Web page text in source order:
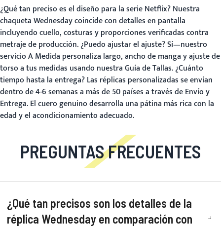
¿Qué tan preciso es el diseño para la serie Netflix?Nuestra
chaqueta Wednesday coincide con detalles en pantalla
incluyendo cuello, costuras y proporciones verificadas contra
metraje de producción.¿Puedo ajustar el ajuste?Sí—nuestro
servicioA Medida personaliza largo, ancho de manga y ajuste de
torso a tus medidas usando nuestraGuía de Tallas.¿Cuánto
tiempo hasta la entrega?Las réplicas personalizadas se envían
dentro de 4-6 semanas a más de 50 países a través deEnvío y
Entrega. El cuero genuino desarrolla una pátina más rica con la
edad y el acondicionamiento adecuado.
PREGUNTAS FRECUENTES
¿Qué tan precisos son los detalles de la
réplica Wednesday en comparación con